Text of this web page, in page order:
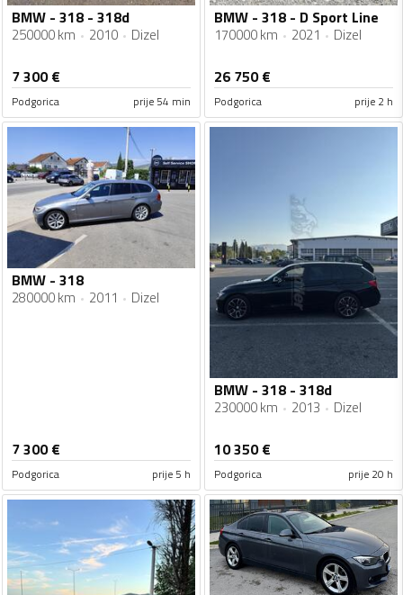
BMW - 318 - 318d
250000 km 2010 Dizel
7 300€
Podgorica prije 54 min
BMW - 318 - D Sport Line
170000 km 2021 Dizel
26 750€
Podgorica prije 2 h
BMW - 318
280000 km 2011 Dizel
7 300€
Podgorica prije 5 h
BMW - 318 - 318d
230000 km 2013 Dizel
10 350€
Podgorica prije 20 h